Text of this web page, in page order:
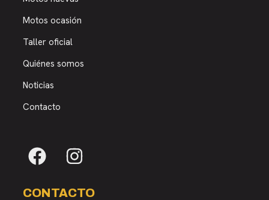
Motos ocasión
Taller oficial
Quiénes somos
Noticias
Contacto
CONTACTO